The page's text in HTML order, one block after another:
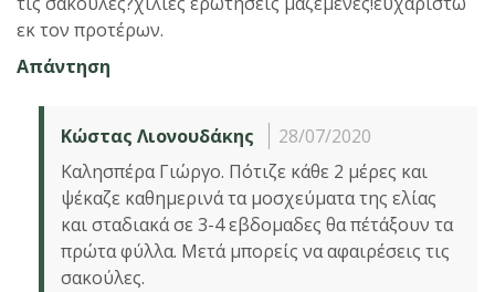
εκ τον προτέρων.
Απάντηση
Κώστας Λιονουδάκης
28/07/2020
Καλησπέρα Γιώργο. Πότιζε κάθε 2 μέρες και
ψέκαζε καθημερινά τα μοσχεύματα της ελίας
και σταδιακά σε 3-4 εβδομαδες θα πέτάξουν τα
πρώτα φύλλα. Μετά μπορείς να αφαιρέσεις τις
σακούλες.